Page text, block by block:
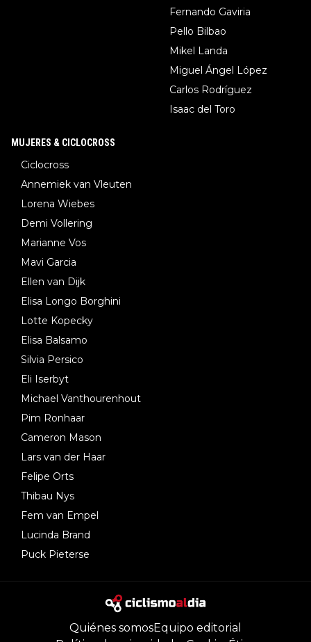
Fernando Gaviria
Pello Bilbao
Mikel Landa
Miguel Ángel López
Carlos Rodríguez
Isaac del Toro
MUJERES & CICLOCROSS
Ciclocross
Annemiek van Vleuten
Lorena Wiebes
Demi Vollering
Marianne Vos
Mavi Garcia
Ellen van Dijk
Elisa Longo Borghini
Lotte Kopecky
Elisa Balsamo
Silvia Persico
Eli Iserbyt
Michael Vanthourenhout
Pim Ronhaar
Cameron Mason
Lars van der Haar
Felipe Orts
Thibau Nys
Fem van Empel
Lucinda Brand
Puck Pieterse
Quiénes somosEquipo editorial